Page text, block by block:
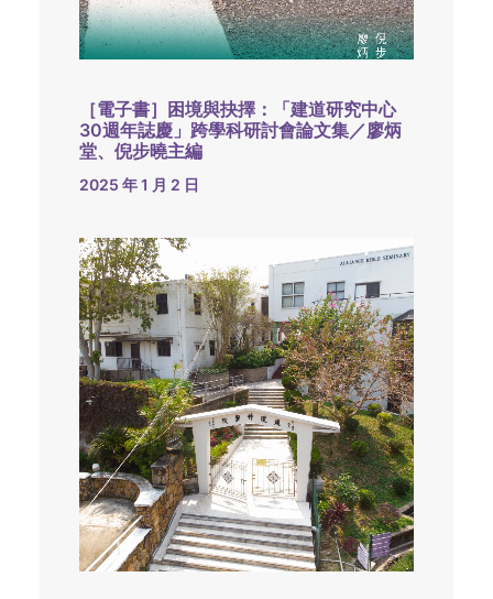
［電子書］困境與抉擇：「建道研究中心
30週年誌慶」跨學科研討會論文集／廖炳
堂、倪步曉主編
2025 年 1 月 2 日